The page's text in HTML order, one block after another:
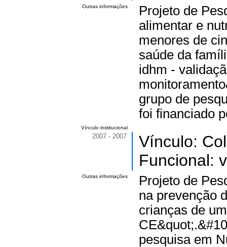
Outras informações
Projeto de
alimentar e
menores de
saúde da
idhm -
grupo de
foi financiado
Vínculo institucional
2007 - 2007
Vínculo:
Funcional:
Outras informações
Projeto de
na prevenção
crianças de
pesquisa em